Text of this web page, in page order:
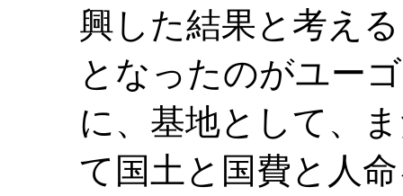
興した結果と考え
となったのがユー
に、基地として、
て国土と国費と人